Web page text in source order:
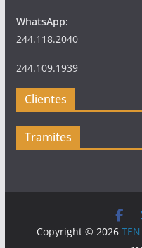
WhatsApp:
244.118.2040
244.109.1939
Clientes
Tramites
Copyright © 2026